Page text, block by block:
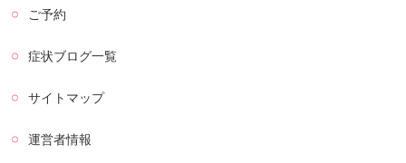
ご予約
症状ブログ一覧
サイトマップ
運営者情報